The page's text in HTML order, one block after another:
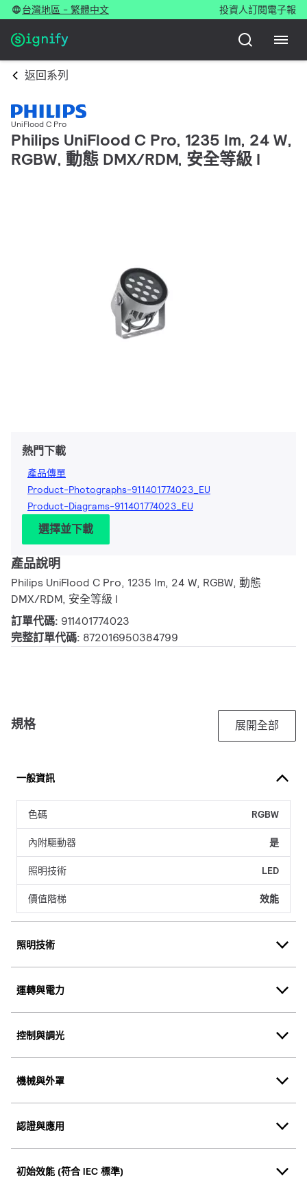
台灣地區 - 繁體中文 投資人訂閱電子報
返回系列
UniFlood C Pro
Philips UniFlood C Pro, 1235 lm, 24 W,
RGBW, 動態 DMX/RDM, 安全等級 I
熱門下載
產品傳單
Product-Photographs-911401774023_EU
Product-Diagrams-911401774023_EU
選擇並下載
產品說明
Philips UniFlood C Pro, 1235 lm, 24 W, RGBW, 動態
DMX/RDM, 安全等級 I
訂單代碼: 911401774023
完整訂單代碼: 872016950384799
規格 展開全部
一般資訊
色碼 RGBW
內附驅動器 是
照明技術 LED
價值階梯 效能
照明技術
運轉與電力
控制與調光
機械與外罩
認證與應用
初始效能 (符合 IEC 標準)